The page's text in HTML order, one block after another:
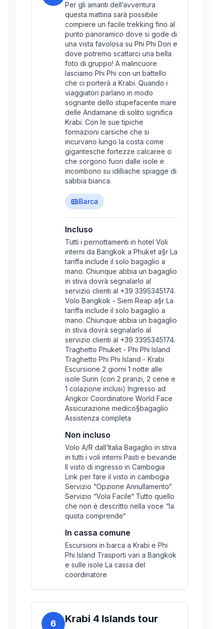
Per gli amanti dell’avventura
questa mattina sarà possibile
compiere un facile trekking fino al
punto panoramico dove si gode di
una vista favolosa su Phi Phi Don e
dove potremo scattarci una bella
foto di gruppo! A malincuore
lasciamo Phi Phi con un battello
che ci porterà a Krabi. Quando i
viaggiatori parlano in modo
sognante dello stupefacente mare
delle Andamane di solito significa
Krabi. Con le sue tipiche
formazioni carsiche che si
incurvano lungo la costa come
gigantesche fortezze calcaree o
che sorgono fuori dalle isole e
incombono su idilliache spiagge di
sabbia bianca.
Barca
Incluso
Tutti i pernottamenti in hotel Voli
interni da Bangkok a Phuket a§r La
tariffa include il solo bagaglio a
mano. Chiunque abbia un bagaglio
in stiva dovrà segnalarlo al
servizio clienti al +39 3395345174.
Volo Bangkok - Siem Reap a§r La
tariffa include il solo bagaglio a
mano. Chiunque abbia un bagaglio
in stiva dovrà segnalarlo al
servizio clienti al +39 3395345174.
Traghetto Phuket - Phi Phi Island
Traghetto Phi Phi Island - Krabi
Escursione 2 giorni 1 notte alle
isole Surin (con 2 pranzi, 2 cene e
1 colazione inclusi) Ingresso ad
Angkor Coordinatore World Face
Assicurazione medico§bagaglio
Assistenza completa
Non incluso
Volo A/R dall’Italia Bagaglio in stiva
in tutti i voli interni Pasti e bevande
Il visto di ingresso in Cambogia
Link per fare il visto in cambogia
Servizio “Opzione Annullamento“
Servizio “Vola Facile“ Tutto quello
che non è descritto nella voce “la
quota comprende“
In cassa comune
Escursioni in barca a Krabi e Phi
Phi Island Trasporti vari a Bangkok
e sulle isole La cassa del
coordinatore
6 Krabi 4 Islands tour